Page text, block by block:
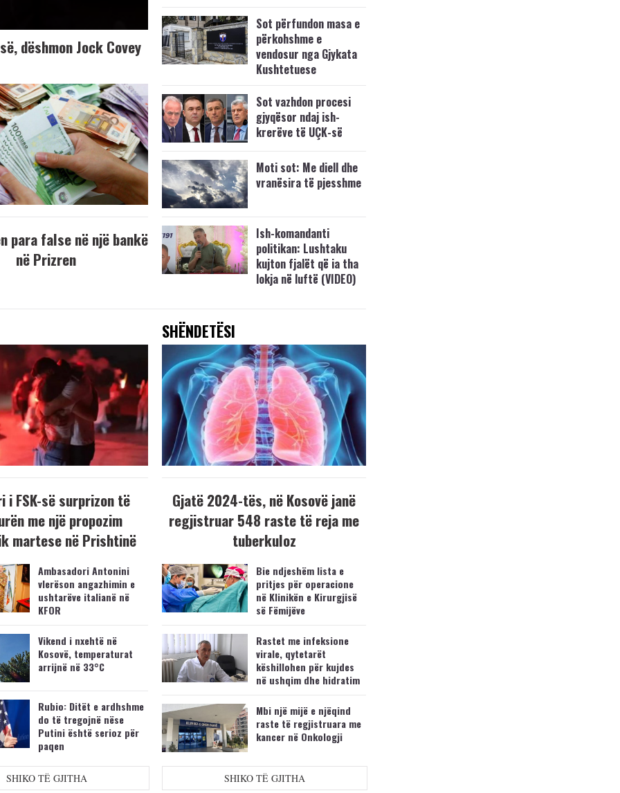
dëshmon Jock Covey
para false në një bankë
në Prizren
Sot përfundon masa e
përkohshme e
vendosur nga Gjykata
Kushtetuese
Sot vazhdon procesi
gjyqësor ndaj ish-
krerëve të UÇK-së
Moti sot: Me diell dhe
vranësira të pjesshme
Ish-komandanti
politikan: Lushtaku
kujton fjalët që ia tha
lokja në luftë (VIDEO)
i FSK-së surprizon të
me një propozim
martese në Prishtinë
Ambasadori Antonini
vlerëson angazhimin e
ushtarëve italianë në
KFOR
Vikend i nxehtë në
Kosovë, temperaturat
arrijnë në 33°C
Rubio: Ditët e ardhshme
do të tregojnë nëse
Putini është serioz për
paqen
SHIKO TË GJITHA
SHËNDETËSI
Gjatë 2024-tës, në Kosovë janë
regjistruar 548 raste të reja me
tuberkuloz
Bie ndjeshëm lista e
pritjes për operacione
në Klinikën e Kirurgjisë
së Fëmijëve
Rastet me infeksione
virale, qytetarët
këshillohen për kujdes
në ushqim dhe hidratim
Mbi një mijë e njëqind
raste të regjistruara me
kancer në Onkologji
SHIKO TË GJITHA